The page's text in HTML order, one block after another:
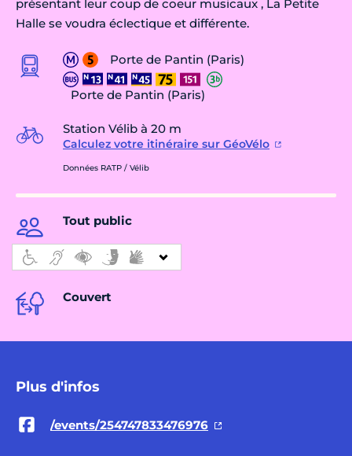
présentant leur coup de coeur musicaux , La Petite
Halle se voudra éclectique et différente.
Porte de Pantin (Paris)
Porte de Pantin (Paris)
Station Vélib à 20 m
Calculez votre itinéraire sur GéoVélo
Données RATP / Vélib
Tout public
Couvert
Plus d'infos
/events/254747833476976